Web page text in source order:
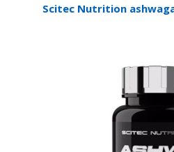
Scitec Nutrition